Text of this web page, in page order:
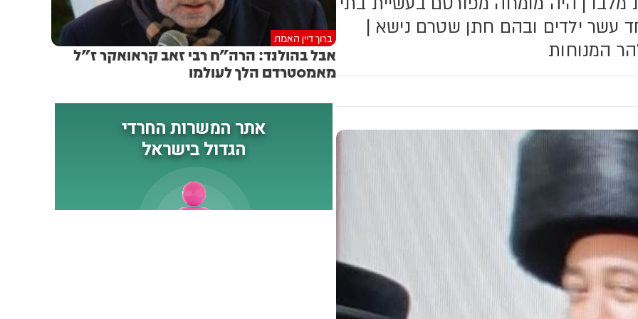
עשר ילדים ובהם חתן שטרם נישא |
המנוחות
ברוך דיין האמת
אבל בהולנד: הרה"ח רבי זאב קראואקר ז"ל
מאמסטרדם הלך לעולמו